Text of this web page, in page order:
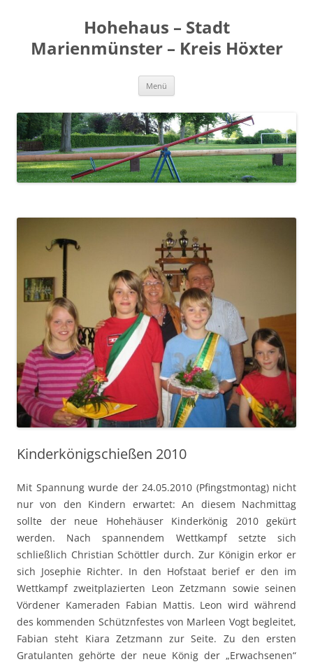
Hohehaus – Stadt
Marienmünster – Kreis Höxter
Menü
Kinderkönigschießen 2010
Mit Spannung wurde der 24.05.2010 (Pfingstmontag) nicht
nur von den Kindern erwartet: An diesem Nachmittag
sollte der neue Hohehäuser Kinderkönig 2010 gekürt
werden. Nach spannendem Wettkampf setzte sich
schließlich Christian Schöttler durch. Zur Königin erkor er
sich Josephie Richter. In den Hofstaat berief er den im
Wettkampf zweitplazierten Leon Zetzmann sowie seinen
Vördener Kameraden Fabian Mattis. Leon wird während
des kommenden Schütznfestes von Marleen Vogt begleitet,
Fabian steht Kiara Zetzmann zur Seite. Zu den ersten
Gratulanten gehörte der neue König der „Erwachsenen“